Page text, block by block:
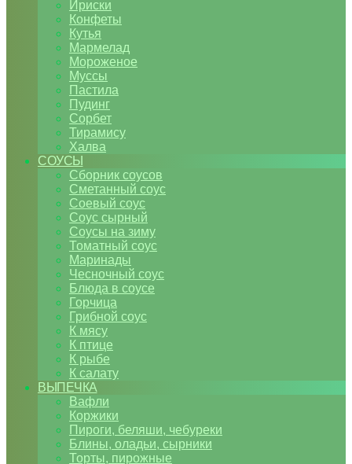
Ириски
Конфеты
Кутья
Мармелад
Мороженое
Муссы
Пастила
Пудинг
Сорбет
Тирамису
Халва
СОУСЫ
Сборник соусов
Сметанный соус
Соевый соус
Соус сырный
Соусы на зиму
Томатный соус
Маринады
Чесночный соус
Блюда в соусе
Горчица
Грибной соус
К мясу
К птице
К рыбе
К салату
ВЫПЕЧКА
Вафли
Коржики
Пироги, беляши, чебуреки
Блины, оладьи, сырники
Торты, пирожные